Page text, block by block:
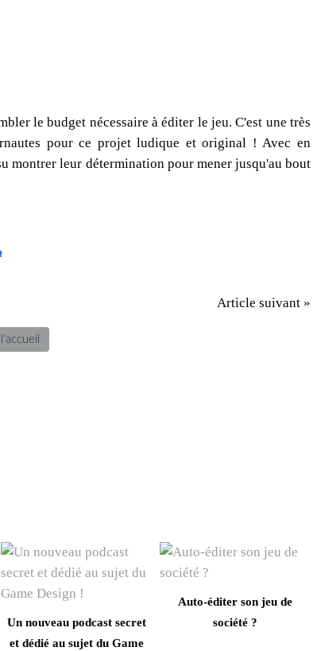
le budget nécessaire à éditer le jeu. C'est une très
pour ce projet ludique et original ! Avec en
montrer leur détermination pour mener jusqu'au bout
Article suivant »
Un nouveau podcast secret
et dédié au sujet du Game
Auto-éditer son jeu de
société ?